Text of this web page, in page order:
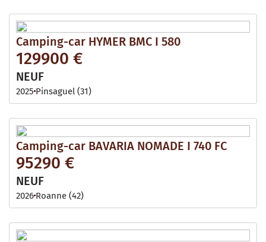
Camping-car HYMER BMC I 580
129900 €
NEUF
2025 Pinsaguel (31)
Camping-car BAVARIA NOMADE I 740 FC
95290 €
NEUF
2026 Roanne (42)